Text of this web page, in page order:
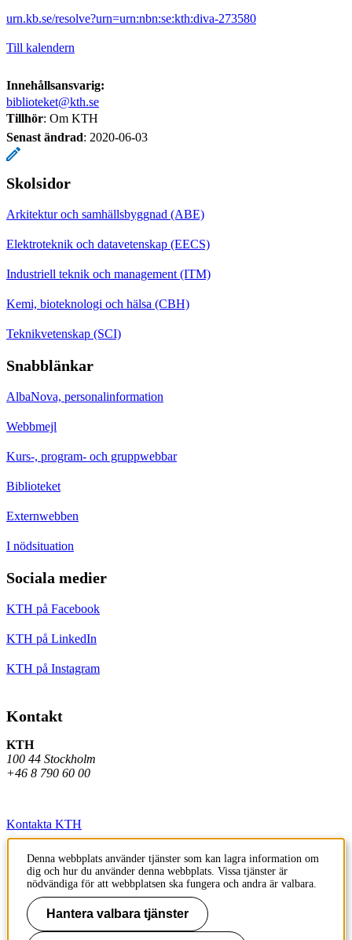
urn.kb.se/resolve?urn=urn:nbn:se:kth:diva-273580
Till kalendern
Innehållsansvarig:
biblioteket@kth.se
Tillhör: Om KTH
Senast ändrad: 2020-06-03
Skolsidor
Arkitektur och samhällsbyggnad (ABE)
Elektroteknik och datavetenskap (EECS)
Industriell teknik och management (ITM)
Kemi, bioteknologi och hälsa (CBH)
Teknikvetenskap (SCI)
Snabblänkar
AlbaNova, personalinformation
Webbmejl
Kurs-, program- och gruppwebbar
Biblioteket
Externwebben
I nödsituation
Sociala medier
KTH på Facebook
KTH på LinkedIn
KTH på Instagram
Kontakt
KTH
100 44 Stockholm
+46 8 790 60 00
Kontakta KTH
Jobba på KTH
Press och media
Faktura och betalning KTH
Denna webbplats använder tjänster som kan lagra information om
dig och hur du använder denna webbplats. Vissa tjänster är
nödvändiga för att webbplatsen ska fungera och andra är valbara.
Hantera valbara tjänster